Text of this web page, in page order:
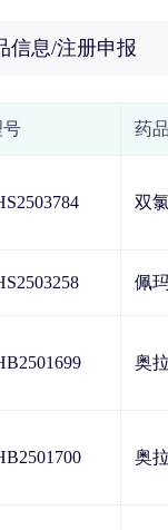
信息/注册申报
号 药
双
佩
奥
奥